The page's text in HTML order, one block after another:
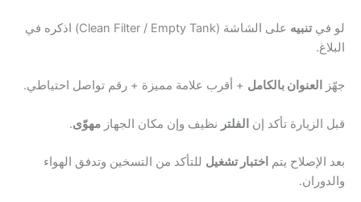
لو فيتنبيه
على الشاشة (Clean Filter / Empty Tank) اذكره في
البلاغ.
جهّز العنوان بالكامل + أقرب علامة مميزة + رقم تواصل احتياطي.
قبل الزيارة تأكد إن الفلتر نظيف وإن مكان الجهاز مهوّى.
بعد الإصلاح يتم اختبار تشغيل للتأكد من التسخين وتدفق الهواء
والدوران.